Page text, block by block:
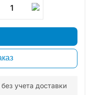
1
заказ
учета доставки